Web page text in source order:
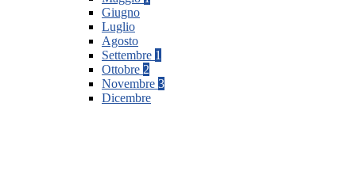
Giugno
Luglio
Agosto
Settembre 1
Ottobre 2
Novembre 3
Dicembre